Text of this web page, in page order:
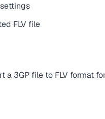
settings
FLV file
a 3GP file to FLV format